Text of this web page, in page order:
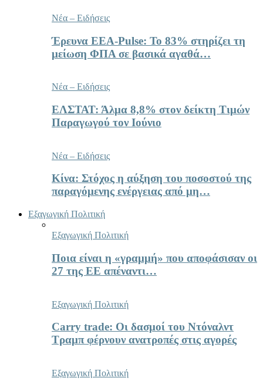
Νέα – Ειδήσεις
Έρευνα ΕΕΑ-Pulse: Το 83% στηρίζει τη
μείωση ΦΠΑ σε βασικά αγαθά…
Νέα – Ειδήσεις
ΕΛΣΤΑΤ: Άλμα 8,8% στον δείκτη Τιμών
Παραγωγού τον Ιούνιο
Νέα – Ειδήσεις
Κίνα: Στόχος η αύξηση του ποσοστού της
παραγόμενης ενέργειας από μη…
Εξαγωγική Πολιτική
Εξαγωγική Πολιτική
Ποια είναι η «γραμμή» που αποφάσισαν οι
27 της ΕΕ απέναντι…
Εξαγωγική Πολιτική
Carry trade: Οι δασμοί του Ντόναλντ
Τραμπ φέρνουν ανατροπές στις αγορές
Εξαγωγική Πολιτική